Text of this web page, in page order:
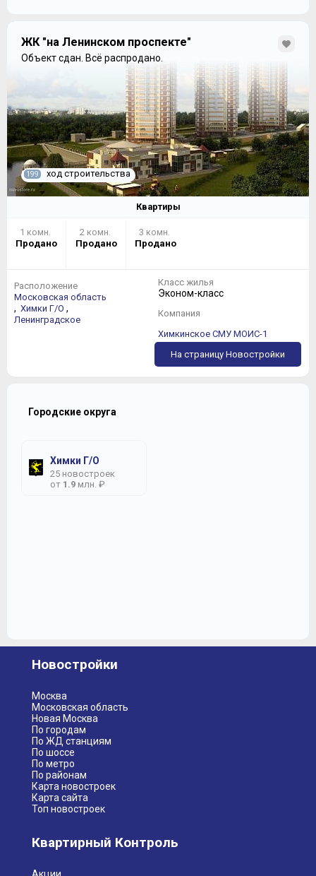
ЖК "на Ленинском проспекте"
Объект сдан. Всё распродано.
199 ход строительства
Квартиры
1 комн.
Продано
2 комн.
Продано
3 комн.
Продано
Расположение
Московская область
, Химки Г/О ,
Ленинградское
Класс жилья
Эконом-класс
Компания
Химкинское СМУ МОИС-1
На страницу Новостройки
Городские округа
Химки Г/О
25 новостроек
от 1.9 млн. ₽
Новостройки
Москва
Московская область
Новая Москва
По городам
По ЖД станциям
По шоссе
По метро
По районам
Карта новостроек
Карта сайта
Топ новостроек
Квартирный Контроль